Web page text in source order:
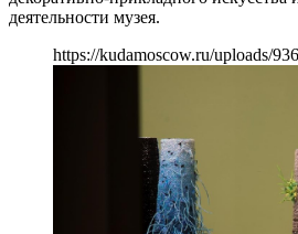
деятельности музея.
https://kudamoscow.ru/uploads/